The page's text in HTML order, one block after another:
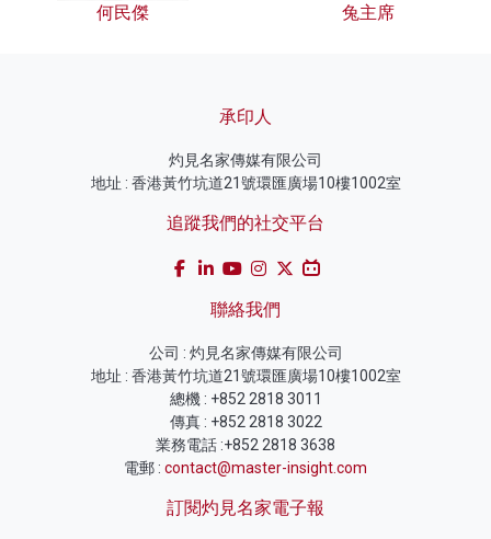
何民傑 兔主席
承印人
灼見名家傳媒有限公司
地址 : 香港黃竹坑道21號環匯廣場10樓1002室
追蹤我們的社交平台
聯絡我們
公司 : 灼見名家傳媒有限公司
地址 : 香港黃竹坑道21號環匯廣場10樓1002室
總機 : +852 2818 3011
傳真 : +852 2818 3022
業務電話 :+852 2818 3638
電郵 : contact@master-insight.com
訂閱灼見名家電子報